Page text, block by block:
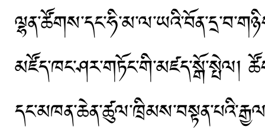
མཛོད་ཁང་ཤར་གཏོང་གི་མཛད་སྒོ་སྤེལ།